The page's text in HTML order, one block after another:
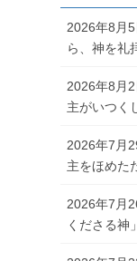
2026年8月
ら、神を礼
2026年8月
主がいつく
2026年7月
主をほめた
2026年7月
くださる神」